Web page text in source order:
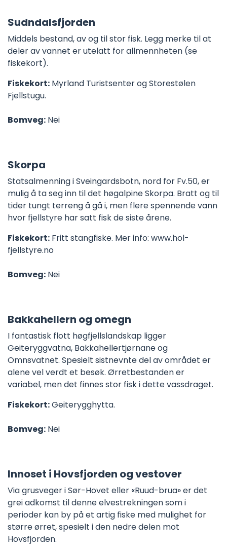
Sudndalsfjorden
Middels bestand, av og til stor fisk. Legg merke til at
deler av vannet er utelatt for allmennheten (se
fiskekort).
Fiskekort: Myrland Turistsenter og Storestølen
Fjellstugu.
Bomveg: Nei
Skorpa
Statsalmenning i Sveingardsbotn, nord for Fv.50, er
mulig å ta seg inn til det høgalpine Skorpa. Bratt og til
tider tungt terreng å gå i, men flere spennende vann
hvor fjellstyre har satt fisk de siste årene.
Fiskekort: Fritt stangfiske. Mer info: www.hol-
fjellstyre.no
Bomveg: Nei
Bakkahellern og omegn
I fantastisk flott høgfjellslandskap ligger
Geiteryggvatna, Bakkahellertjørnane og
Omnsvatnet. Spesielt sistnevnte del av området er
alene vel verdt et besøk. Ørretbestanden er
variabel, men det finnes stor fisk i dette vassdraget.
Fiskekort:Geiterygghytta.
Bomveg: Nei
Innoset i Hovsfjorden og vestover
Via grusveger i Sør-Hovet eller «Ruud-brua» er det
grei adkomst til denne elvestrekningen som i
perioder kan by på et artig fiske med mulighet for
større ørret, spesielt i den nedre delen mot
Hovsfjorden.